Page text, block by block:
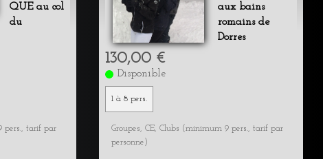
QUE au col
du
pers., tarif par
aux bains
romains de
Dorres
130,00 €
Disponible
1 à 8 pers.
Groupes, CE, Clubs (minimum 9 pers., tarif par
personne)